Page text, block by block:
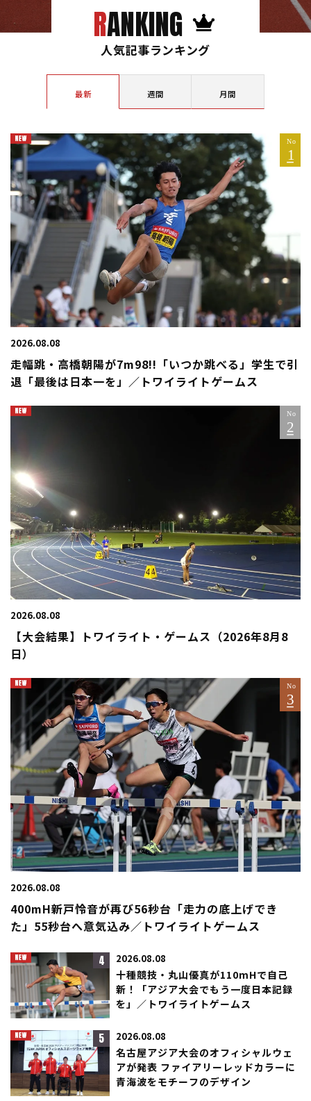
RANKING
人気記事ランキング
最新 週間 月間
2026.08.08
走幅跳・高橋朝陽が7m98!!「いつか跳べる」学生で引
退「最後は日本一を」／トワイライトゲームス
2026.08.08
【大会結果】トワイライト・ゲームス（2026年8月8
日）
2026.08.08
400mH新戸怜音が再び56秒台「走力の底上げでき
た」55秒台へ意気込み／トワイライトゲームス
4 2026.08.08
十種競技・丸山優真が110mHで自己
新！「アジア大会でもう一度日本記録
を」／トワイライトゲームス
5 2026.08.08
名古屋アジア大会のオフィシャルウェ
アが発表 ファイアリーレッドカラーに
青海波をモチーフのデザイン